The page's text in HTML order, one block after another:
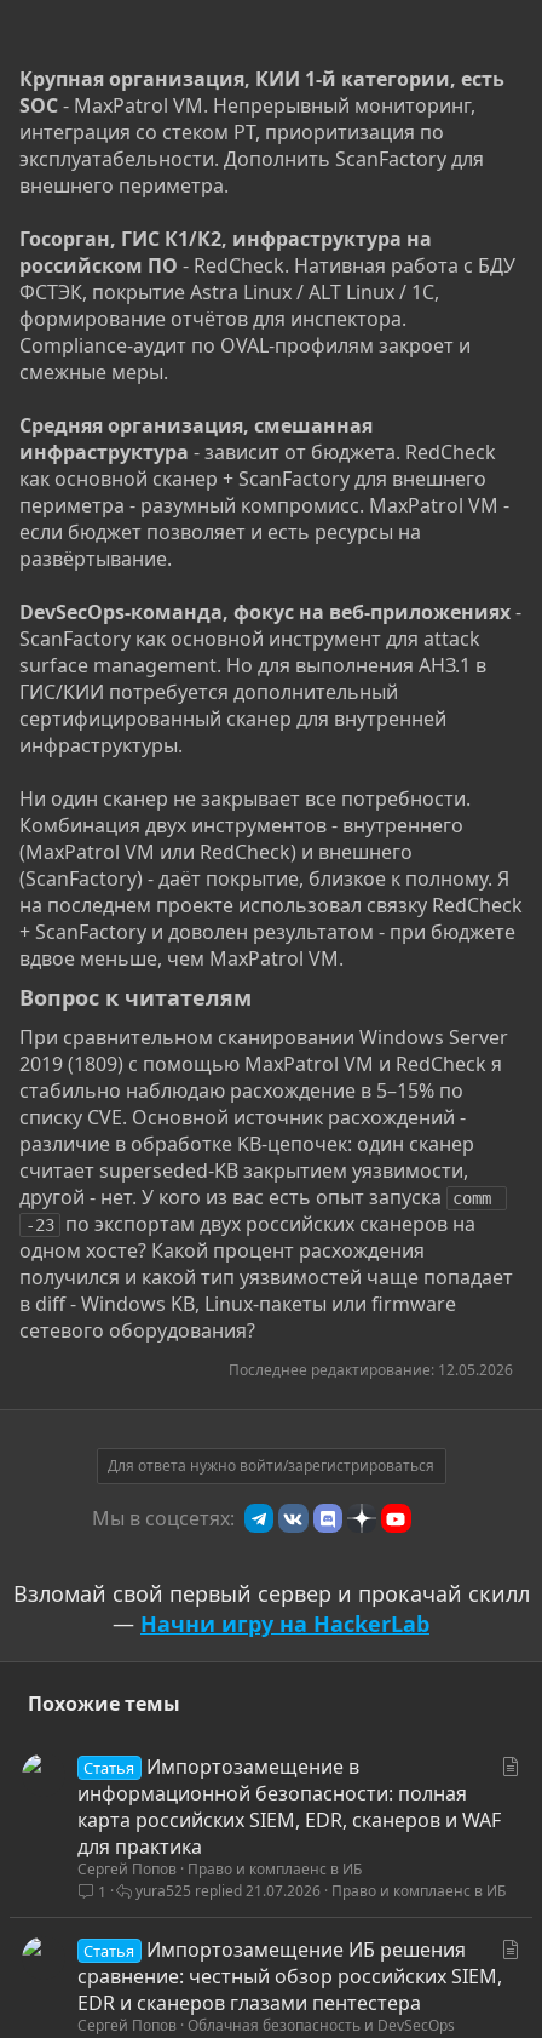
Крупная организация, КИИ 1-й категории, есть
SOC- MaxPatrol VM. Непрерывный мониторинг,
интеграция со стеком PT, приоритизация по
эксплуатабельности. Дополнить ScanFactory для
внешнего периметра.
Госорган, ГИС К1/К2, инфраструктура на
российском ПО - RedCheck. Нативная работа с БДУ
ФСТЭК, покрытие Astra Linux / ALT Linux / 1С,
формирование отчётов для инспектора.
Compliance-аудит по OVAL-профилям закроет и
смежные меры.
Средняя организация, смешанная
инфраструктура - зависит от бюджета. RedCheck
как основной сканер + ScanFactory для внешнего
периметра - разумный компромисс. MaxPatrol VM -
если бюджет позволяет и есть ресурсы на
развёртывание.
DevSecOps-команда, фокус на веб-приложениях-
ScanFactory как основной инструмент для attack
surface management. Но для выполнения АНЗ.1 в
ГИС/КИИ потребуется дополнительный
сертифицированный сканер для внутренней
инфраструктуры.
Ни один сканер не закрывает все потребности.
Комбинация двух инструментов - внутреннего
(MaxPatrol VM или RedCheck) и внешнего
(ScanFactory) - даёт покрытие, близкое к полному. Я
на последнем проекте использовал связку RedCheck
+ ScanFactory и доволен результатом - при бюджете
вдвое меньше, чем MaxPatrol VM.
Вопрос к читателям​
При сравнительном сканировании Windows Server
2019 (1809) с помощью MaxPatrol VM и RedCheck я
стабильно наблюдаю расхождение в 5–15% по
списку CVE. Основной источник расхождений -
различие в обработке KB-цепочек: один сканер
считает superseded-KB закрытием уязвимости,
другой - нет. У кого из вас есть опыт запуска
comm
-23
по экспортам двух российских сканеров на
одном хосте? Какой процент расхождения
получился и какой тип уязвимостей чаще попадает
в diff - Windows KB, Linux-пакеты или firmware
сетевого оборудования?
Последнее редактирование: 12.05.2026
Для ответа нужно войти/зарегистрироваться
Мы в соцсетях:
Взломай свой первый сервер и прокачай скилл
— Начни игру на HackerLab
Похожие темы
Статья
Импортозамещение в
информационной безопасности: полная
карта российских SIEM, EDR, сканеров и WAF
для практика
Сергей Попов Право и комплаенс в ИБ
1
Право и комплаенс в ИБ
21.07.2026
yura525
Статья
Импортозамещение ИБ решения
сравнение: честный обзор российских SIEM,
EDR и сканеров глазами пентестера
Сергей Попов Облачная безопасность и DevSecOps